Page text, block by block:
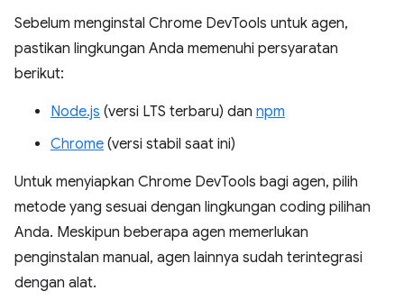
Sebelum menginstal Chrome DevTools untuk agen,
pastikan lingkungan Anda memenuhi persyaratan
berikut:
Node.js (versi LTS terbaru) dan npm
Chrome (versi stabil saat ini)
Untuk menyiapkan Chrome DevTools bagi agen, pilih
metode yang sesuai dengan lingkungan coding pilihan
Anda. Meskipun beberapa agen memerlukan
penginstalan manual, agen lainnya sudah terintegrasi
dengan alat.